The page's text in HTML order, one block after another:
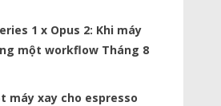
1 x Opus 2: Khi máy
một workflow Tháng 8
máy xay cho espresso